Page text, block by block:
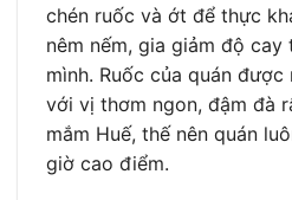
chén ruốc và ớt để thực
nêm nếm, gia giảm độ
mình. Ruốc của quán
với vị thơm ngon, đậm đà
mắm Huế, thế nên quán
giờ cao điểm.